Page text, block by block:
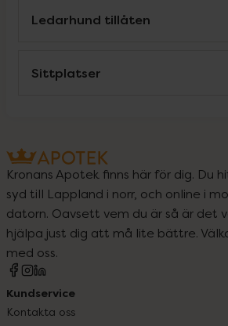
Ledarhund tillåten
Sittplatser
Kronans Apotek finns här för dig. Du
syd till Lappland i norr, och online i
datorn. Oavsett vem du är så är det
hjälpa just dig att må lite bättre.
med oss.
Kundservice
Kontakta oss